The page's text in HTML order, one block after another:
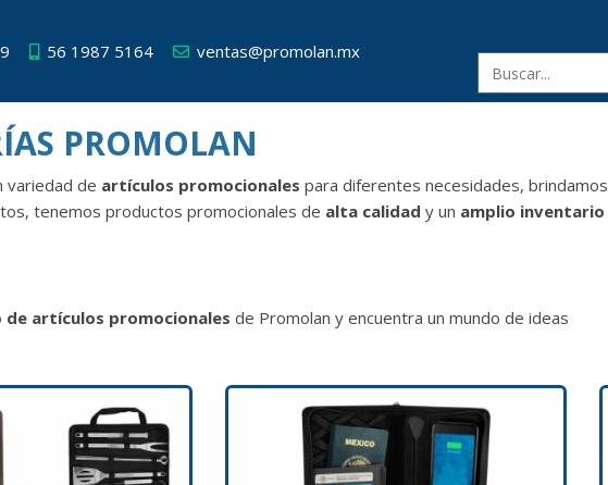
56 1987 5164 ventas@promolan.mx
PROMOLAN
variedad de artículos promocionales para diferentes necesidades, brindamos
tenemos productos promocionales de alta calidad y un amplio inventario
artículos promocionales de Promolan y encuentra un mundo de ideas